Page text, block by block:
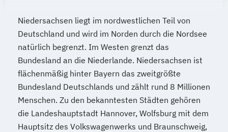
Niedersachsen liegt im nordwestlichen Teil von
Deutschland und wird im Norden durch die Nordsee
natürlich begrenzt. Im Westen grenzt das
Bundesland an die Niederlande. Niedersachsen ist
flächenmäßig hinter Bayern das zweitgrößte
Bundesland Deutschlands und zählt rund 8 Millionen
Menschen. Zu den bekanntesten Städten gehören
die Landeshauptstadt Hannover, Wolfsburg mit dem
Hauptsitz des Volkswagenwerks und Braunschweig,